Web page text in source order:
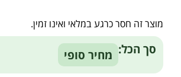
מוצר זה חסר כרגע במלאי ואינו זמין.
Alternative:
סך הכל: מחיר סופי